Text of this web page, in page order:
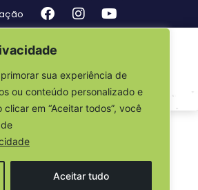
sua experiência de
ou conteúdo personalizado e
em “Aceitar todos”, você
Aceitar tudo
DE